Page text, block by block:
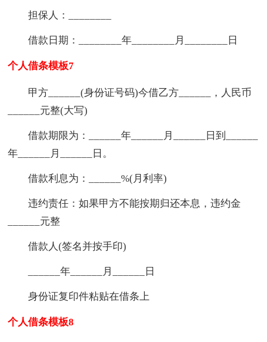
担保人：________
借款日期：________年________月________日
个人借条模板7
甲方______(身份证号码)今借乙方______，人民币
______元整(大写)
借款期限为：______年______月______日到______
年______月______日。
借款利息为：______%(月利率)
违约责任：如果甲方不能按期归还本息，违约金
______元整
借款人(签名并按手印)
______年______月______日
身份证复印件粘贴在借条上
个人借条模板8